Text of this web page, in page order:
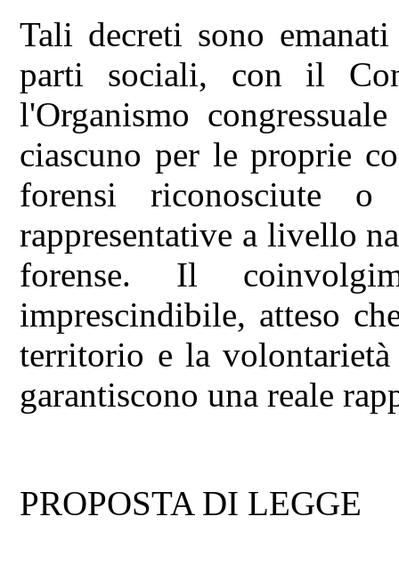
Tali decreti sono
parti sociali, con il
l'Organismo
ciascuno per le proprie
forensi riconosciute
rappresentative a livello
forense. Il
imprescindibile, atteso
territorio e la
garantiscono una reale
PROPOSTA DI LEGGE